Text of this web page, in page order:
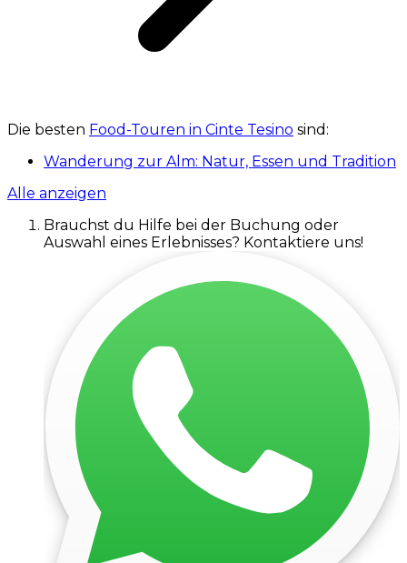
Die besten Food-Touren in Cinte Tesino sind:
Wanderung zur Alm: Natur, Essen und Tradition
Alle anzeigen
Brauchst du Hilfe bei der Buchung oder
Auswahl eines Erlebnisses? Kontaktiere uns!